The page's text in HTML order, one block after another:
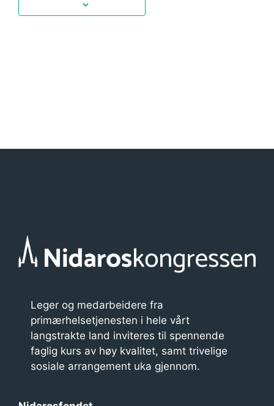
n
t
Leger og medarbeidere fra
primærhelsetjenesten i hele vårt
langstrakte land inviteres til spennende
faglig kurs av høy kvalitet, samt trivelige
sosiale arrangement uka gjennom.